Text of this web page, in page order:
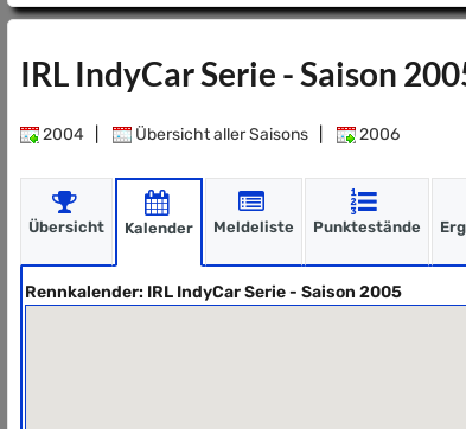
IRL IndyCar Serie - Saison
2004 Übersicht aller Saisons 2006
Übersicht Kalender Meldeliste Punktestände
Rennkalender: IRL IndyCar Serie - Saison 2005